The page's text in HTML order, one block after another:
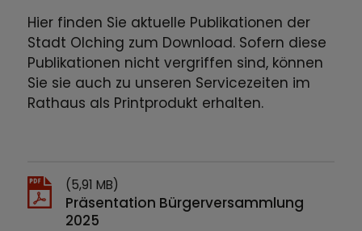
Stadtportrait
Hier finden Sie aktuelle Publikationen der
Stadt Olching zum Download. Sofern diese
Publikationen nicht vergriffen sind, können
Sie sie auch zu unseren Servicezeiten im
Rathaus als Printprodukt erhalten.
(5,91 MB)
Präsentation Bürgerversammlung
2025